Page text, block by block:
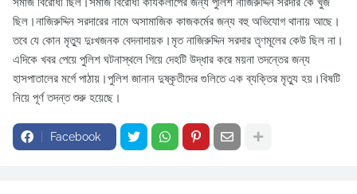
ছিল।নাজিরুদ্দিন সরদারের নামে অসামাজিক কাজকর্মের জন্য বহু অভিযোগ থানায় আছে।
তবে যে কোন মৃত্যু দুঃখজনক বেদনাদায়ক।মৃত নাজিরুদ্দিন সরদার তৃণমূলের কেউ ছিল না।
এদিকে খবর পেয়ে পুলিশ ঘটনাস্থলে গিয়ে দেহটি উদ্ধার করে ময়না তদন্তের জন্য
হাসপাতালের মর্গে পাঠায়।পুলিশ জানান দুষ্কৃতীদের গুলিতে এক ব্যক্তির মৃত্যু হয়।বিষটি
নিয়ে পূর্ণ তদন্ত শুরু হয়েছে।
Facebook